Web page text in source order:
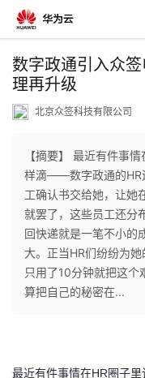
返
回
个
人
主
我
的
我
数字政通引入众
理再升级
北京众签科技有限公司
【摘要】 最近有件事
样滴——数字政通的HR
工确认书交给她，让她
就罢了，这些员工还分
回快递就是一笔不小的
大。正当HR们纷纷为
只用了10分钟就把这个
算把自己的秘密在...
最近有件事情在HR圈子